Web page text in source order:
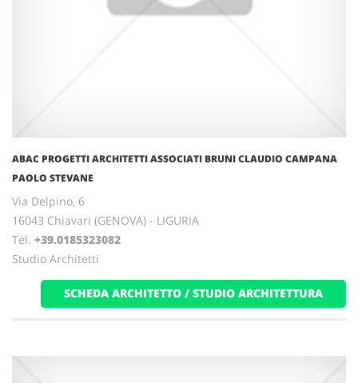
ABAC PROGETTI ARCHITETTI ASSOCIATI BRUNI CLAUDIO CAMPANA
PAOLO STEVANE
Via Delpino, 6
16043 Chiavari (GENOVA) - LIGURIA
Tel. +39.0185323082
Studio Architetti
SCHEDA ARCHITETTO / STUDIO ARCHITETTURA